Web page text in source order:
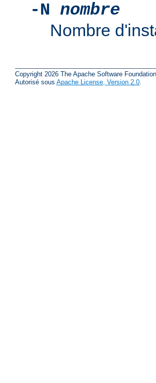
-N nombre
Nombre
Copyright 2026 The Apache Software Foundation.
Autorisé sous Apache License, Version 2.0